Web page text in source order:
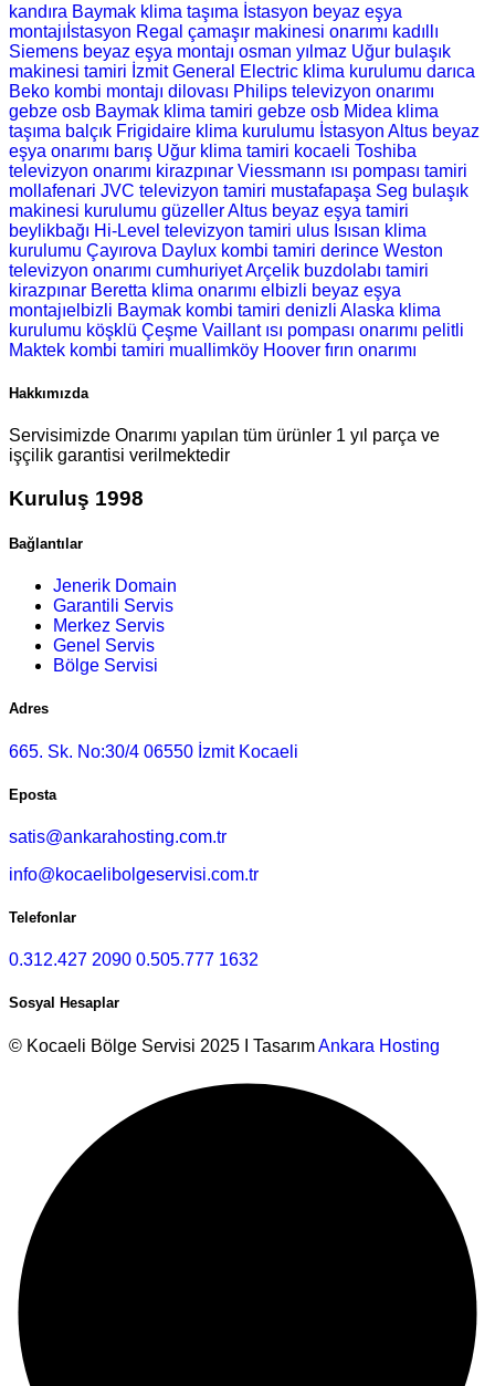
kandıra Baymak klima taşıma İstasyon beyaz eşya
montajıİstasyon Regal çamaşır makinesi onarımı kadıllı
Siemens beyaz eşya montajı osman yılmaz Uğur bulaşık
makinesi tamiri İzmit General Electric klima kurulumu darıca
Beko kombi montajı dilovası Philips televizyon onarımı
gebze osb Baymak klima tamiri gebze osb Midea klima
taşıma balçık Frigidaire klima kurulumu İstasyon Altus beyaz
eşya onarımı barış Uğur klima tamiri kocaeli Toshiba
televizyon onarımı kirazpınar Viessmann ısı pompası tamiri
mollafenari JVC televizyon tamiri mustafapaşa Seg bulaşık
makinesi kurulumu güzeller Altus beyaz eşya tamiri
beylikbağı Hi-Level televizyon tamiri ulus Isısan klima
kurulumu Çayırova Daylux kombi tamiri derince Weston
televizyon onarımı cumhuriyet Arçelik buzdolabı tamiri
kirazpınar Beretta klima onarımı elbizli beyaz eşya
montajıelbizli Baymak kombi tamiri denizli Alaska klima
kurulumu köşklü Çeşme Vaillant ısı pompası onarımı pelitli
Maktek kombi tamiri muallimköy Hoover fırın onarımı
Hakkımızda
Servisimizde Onarımı yapılan tüm ürünler 1 yıl parça ve
işçilik garantisi verilmektedir
Kuruluş 1998
Bağlantılar
Jenerik Domain
Garantili Servis
Merkez Servis
Genel Servis
Bölge Servisi
Adres
665. Sk. No:30/4 06550 İzmit Kocaeli
Eposta
satis@ankarahosting.com.tr
info@kocaelibolgeservisi.com.tr
Telefonlar
0.312.427 2090 0.505.777 1632
Sosyal Hesaplar
© Kocaeli Bölge Servisi 2025 I TasarımAnkara Hosting